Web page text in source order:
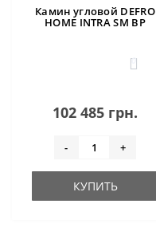
Камин угловой DEFRO
HOME INTRA SM BP
0
102 485 грн.
- +
КУПИТЬ